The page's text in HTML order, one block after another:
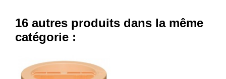
16 autres produits dans la même
catégorie :